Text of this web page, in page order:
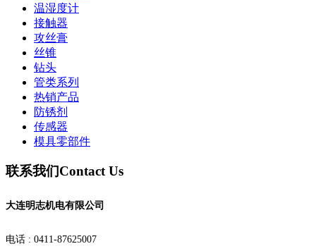
温湿度计
接触器
攻丝膏
丝锥
钻头
管类系列
热销产品
防锈剂
传感器
模具零部件
联系我们Contact Us
大连明志机电有限公司
电话 : 0411-87625007